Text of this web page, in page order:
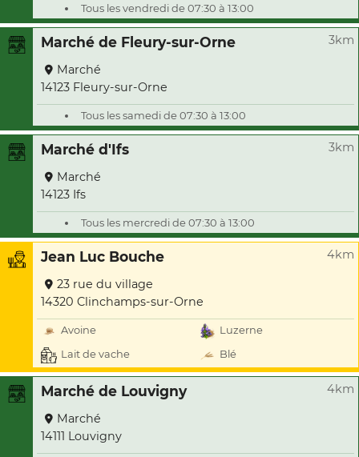
Tous les vendredi de 07:30 à 13:00
Marché de Fleury-sur-Orne 3km
Marché
14123 Fleury-sur-Orne
Tous les samedi de 07:30 à 13:00
Marché d'Ifs 3km
Marché
14123 Ifs
Tous les mercredi de 07:30 à 13:00
Jean Luc Bouche 4km
23 rue du village
14320 Clinchamps-sur-Orne
Avoine
Luzerne
Lait de vache
Blé
Marché de Louvigny 4km
Marché
14111 Louvigny